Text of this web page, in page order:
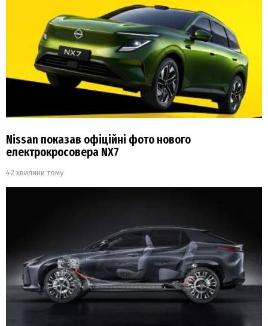
Nissan показав офіційні фото нового
електрокросовера NX7
42 хвилини тому